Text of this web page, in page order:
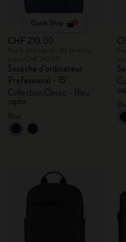
Quick Shop
CHF 210.00
Sacoche d’ordinateur
Professional - 15"
Collection Classic - Bleu
saphir